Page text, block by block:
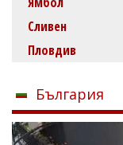
Сливен
Пловдив
България